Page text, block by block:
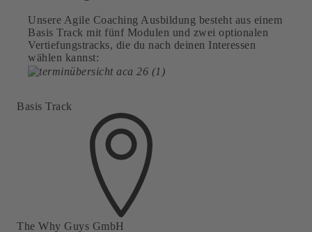
Unsere Agile Coaching Ausbildung besteht aus einem
Basis Track mit fünf Modulen und zwei optionalen
Vertiefungstracks, die du nach deinen Interessen
wählen kannst:
Basis Track
The Why Guys GmbH